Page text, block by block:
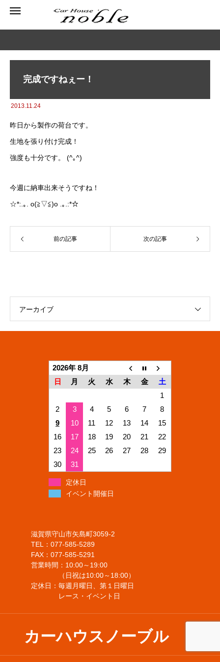
完成ですねぇー！
2013.11.24
昨日から製作の荷台です。
生地を張り付け完成！
強度も十分です。 (^｡^)
今週に納車出来そうですね！
☆*:.｡. o(≧▽≦)o .｡.:*☆
前の記事 次の記事
アーカイブ
2026年 8月
日
月 火 水 木 金
土
1
2
3 4 5 6 7
8
9
10 11 12 13 14
15
16
17 18 19 20 21
22
23
24 25 26 27 28
29
30
31
定休日
イベント開催日
滋賀県守山市矢島町3059-2
TEL：077-585-5289
FAX：077-585-5291
営業時間：10:00～19:00
（日祝は10:00～18:00）
定休日：毎週月曜日、第１日曜日
レース・イベント日
カーハウスノーブル